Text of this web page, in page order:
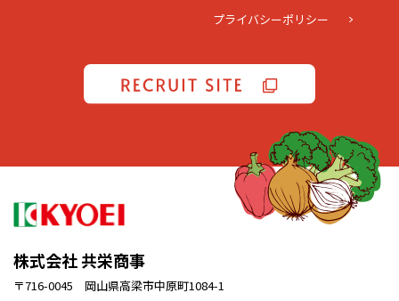
プライバシーポリシー
株式会社 共栄商事
〒716-0045 岡山県高梁市中原町1084-1